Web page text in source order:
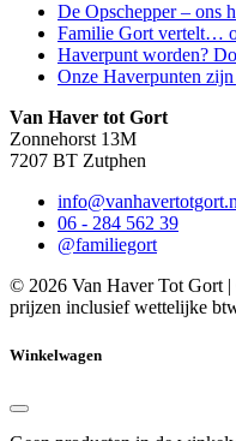
De Opschepper – ons
Familie Gort vertelt…
Haverpunt worden?
Onze Haverpunten
Van Haver tot Gort
Zonnehorst 13M
7207 BT Zutphen
06 - 284 562 39
@familiegort
© 2026 Van Haver Tot Gort |
prijzen inclusief wettelijke
Winkelwagen